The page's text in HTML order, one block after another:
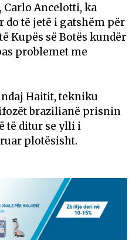
Carlo Ancelotti, ka
do të jetë i gatshëm për
Kupës së Botës kundër
problemet me
ndaj Haitit, tekniku
brazilianë prisnin
të ditur se ylli i
plotësisht.